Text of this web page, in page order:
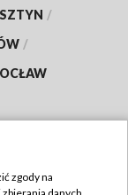
/
/
zgody na